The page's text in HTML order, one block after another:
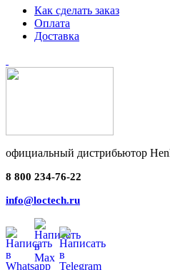
Как сделать заказ
Оплата
Доставка
официальный дистрибьютор
8 800 234-76-22
info@loctech.ru